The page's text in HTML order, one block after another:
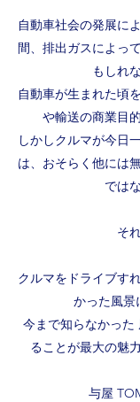
自動車社会の発展に
間、排出ガスによっ
もしれ
自動車が生まれた頃
や輸送の商業目
しかしクルマが今日
は、おそらく他には
では
そ
クルマをドライブす
かった風景
今まで知らなかった
ることが最大の魅
与屋